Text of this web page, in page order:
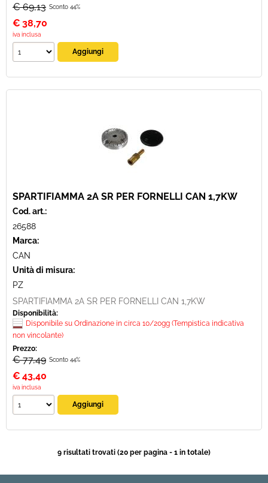
€ 69,13 Sconto 44%
€ 38,70
iva inclusa
SPARTIFIAMMA 2A SR PER FORNELLI CAN 1,7KW
Cod. art.:
26588
Marca:
CAN
Unità di misura:
PZ
SPARTIFIAMMA 2A SR PER FORNELLI CAN 1,7KW
Disponibilità:
Disponibile su Ordinazione in circa 10/20gg (Tempistica indicativa
non vincolante)
Prezzo:
€ 77,49 Sconto 44%
€ 43,40
iva inclusa
9 risultati trovati (20 per pagina - 1 in totale)